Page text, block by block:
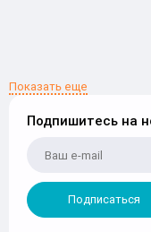
Показать еще
Подпишитесь на
Подписаться